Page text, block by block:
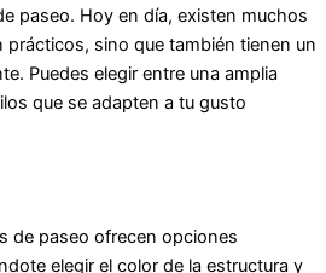
paseo. Hoy en día, existen muchos
sino que también tienen un
Puedes elegir entre una amplia
que se adapten a tu gusto
de paseo ofrecen opciones
elegir el color de la estructura y